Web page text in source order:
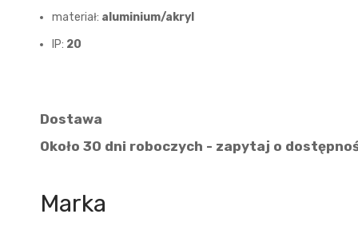
materiał: aluminium/akryl
IP: 20
Dostawa
Około 30 dni roboczych - zapytaj o
Marka